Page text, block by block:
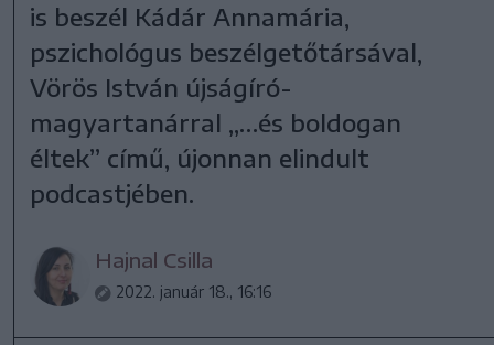
is beszél Kádár Annamária,
pszichológus beszélgetőtársával,
Vörös István újságíró-
magyartanárral „…és boldogan
éltek” című, újonnan elindult
podcastjében.
Hajnal Csilla
2022. január 18., 16:16